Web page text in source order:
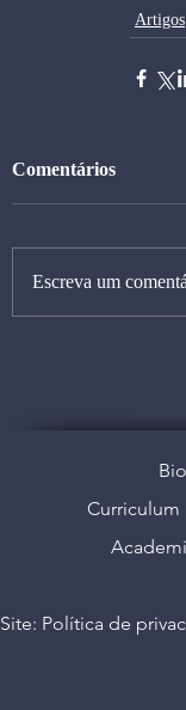
Artigos
Comentários
Escreva um
Curriculum
Site: Política de